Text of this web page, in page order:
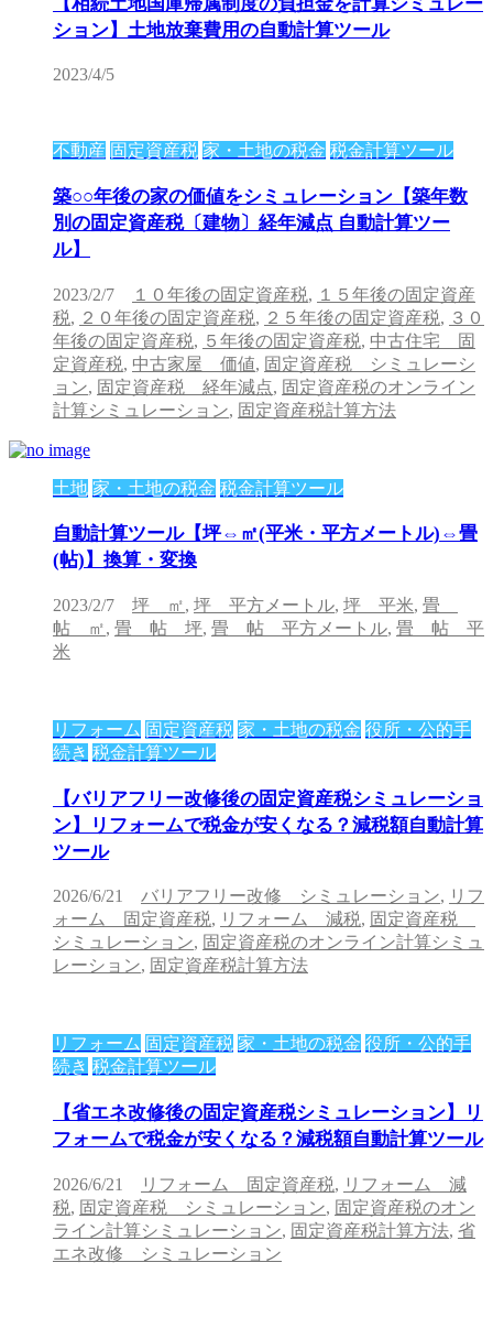
【相続土地国庫帰属制度の負担金を計算シミュレー
ション】土地放棄費用の自動計算ツール
2023/4/5
不動産 固定資産税 家・土地の税金 税金計算ツール
築○○年後の家の価値をシミュレーション【築年数
別の固定資産税〔建物〕経年減点 自動計算ツー
ル】
2023/2/7 １０年後の固定資産税, １５年後の固定資産
税, ２０年後の固定資産税, ２５年後の固定資産税, ３０
年後の固定資産税, ５年後の固定資産税, 中古住宅 固
定資産税, 中古家屋 価値, 固定資産税 シミュレーシ
ョン, 固定資産税 経年減点, 固定資産税のオンライン
計算シミュレーション, 固定資産税計算方法
土地 家・土地の税金 税金計算ツール
自動計算ツール【坪⇔㎡(平米・平方メートル)⇔畳
(帖)】換算・変換
2023/2/7 坪 ㎡, 坪 平方メートル, 坪 平米, 畳
帖 ㎡, 畳 帖 坪, 畳 帖 平方メートル, 畳 帖 平
米
リフォーム 固定資産税 家・土地の税金 役所・公的手
続き 税金計算ツール
【バリアフリー改修後の固定資産税シミュレーショ
ン】リフォームで税金が安くなる？減税額自動計算
ツール
2026/6/21 バリアフリー改修 シミュレーション, リフ
ォーム 固定資産税, リフォーム 減税, 固定資産税
シミュレーション, 固定資産税のオンライン計算シミュ
レーション, 固定資産税計算方法
リフォーム 固定資産税 家・土地の税金 役所・公的手
続き 税金計算ツール
【省エネ改修後の固定資産税シミュレーション】リ
フォームで税金が安くなる？減税額自動計算ツール
2026/6/21 リフォーム 固定資産税, リフォーム 減
税, 固定資産税 シミュレーション, 固定資産税のオン
ライン計算シミュレーション, 固定資産税計算方法, 省
エネ改修 シミュレーション